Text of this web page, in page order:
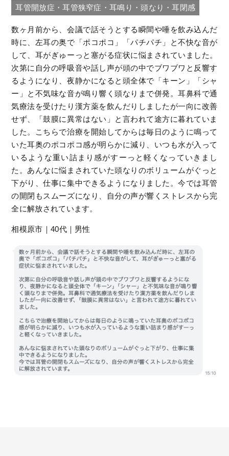
耳管開放症・耳管狭窄症・耳鳴り・頭なり・耳閉感
数ヶ月前から、会議で話そうとする瞬間や唾を飲み込んだ
時に、左耳の奥で「ポコポコ」「パチパチ」と不快な音が
して、耳がぎゅーっと塞がる症状に悩まされていました。
次第に自分の呼吸音や話し声が頭の中でブワブワと反響す
るようになり、夜静かになると頭全体で「キーン」「シャ
ー」と不気味な音が鳴り響く頭なりまで併発。耳鼻科で通
気療法を受けたり漢方薬を飲んだりしましたが一向に改善
せず、「鼓膜に異常はない」と言われて途方に暮れていま
した。こちらで治療を開始してからは毎日のように鳴って
いた耳奥のポコポコ感が明らかに減り、いつも水が入って
いるような重い詰まり感がすーっと軽くなっていきまし
た。あんなに悩まされていた頭なりのボリュームがぐっと
下がり、仕事に集中できるようになりました。今では耳管
の開閉もスムーズになり、自分の声が響くストレスから完
全に解放されています。
相模原市｜40代｜男性